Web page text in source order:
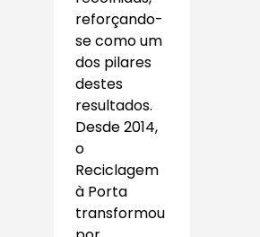
reforçando-
se como um
dos pilares
destes
resultados.
Desde 2014,
o
Reciclagem
à Porta
transformou